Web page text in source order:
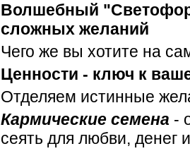
Волшебный
сложных желаний
Чего же вы хотите на
Ценности - ключ к
Отделяем истинные
Кармические семена -
сеять для любви, денег